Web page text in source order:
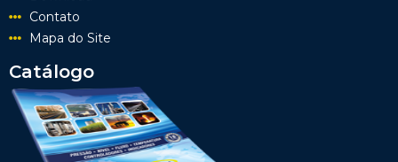
Contato
Mapa do Site
Catálogo